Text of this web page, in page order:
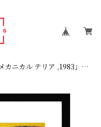
アンディ ウォーホル 絵画「メカニカル テリア ,1983」展示用フック付ポスター ポップアート Andy Warhol